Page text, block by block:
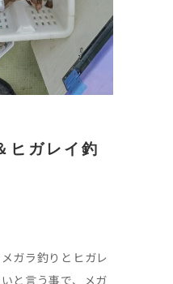
ヒガレイ釣
ガラ釣りとヒガレ
と言う事で、メガ